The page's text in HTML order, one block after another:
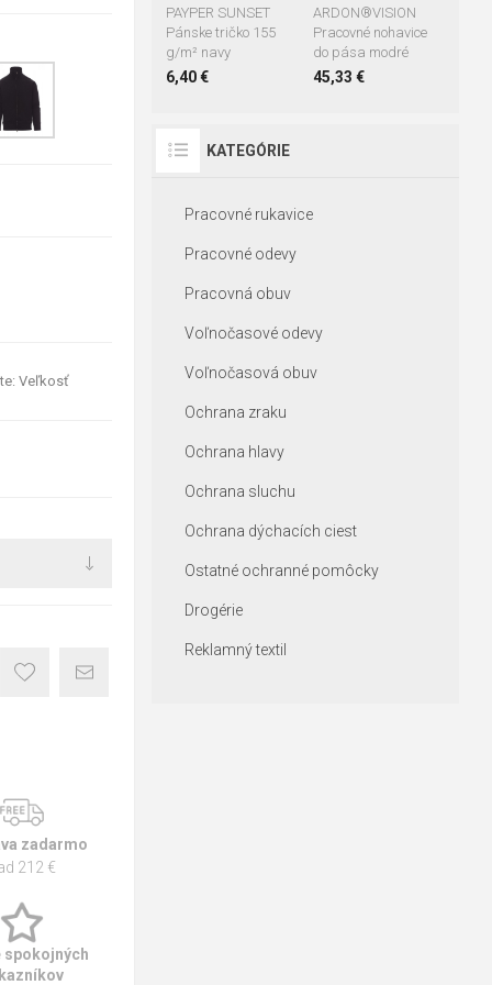
Veľkosť
zadarmo
212 €
spokojných
PAYPER SUNSET
Pánske tričko 155
g/m² navy
6,40 €
ARDON®VISION
Pracovné nohavice
do pása modré
45,33 €
KATEGÓRIE
Pracovné rukavice
Pracovné odevy
Pracovná obuv
Voľnočasové odevy
Voľnočasová obuv
Ochrana zraku
Ochrana hlavy
Ochrana sluchu
Ochrana dýchacích ciest
Ostatné ochranné pomôcky
Drogérie
Reklamný textil